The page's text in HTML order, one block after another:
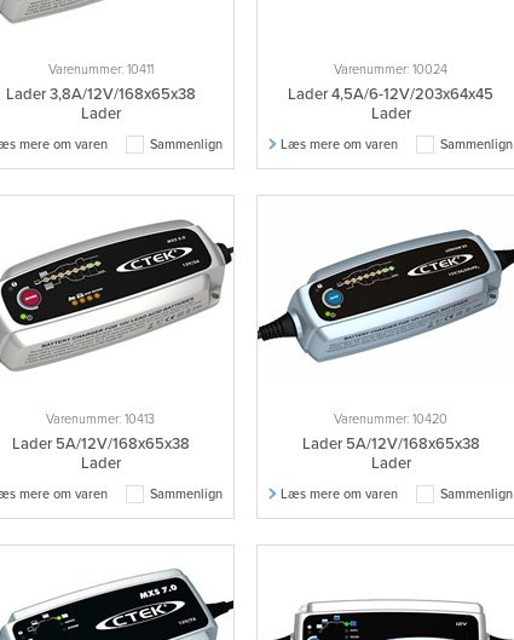
Varenummer: 10411
Lader 3,8A/12V/168x65x38
Lader
Sammenlign
mere om varen
Varenummer: 10024
Lader 4,5A/6-12V/203x64x45
Lader
Sammenlign
Læs mere om varen
Varenummer: 10413
Lader 5A/12V/168x65x38
Lader
Sammenlign
mere om varen
Varenummer: 10420
Lader 5A/12V/168x65x38
Lader
Sammenlign
Læs mere om varen